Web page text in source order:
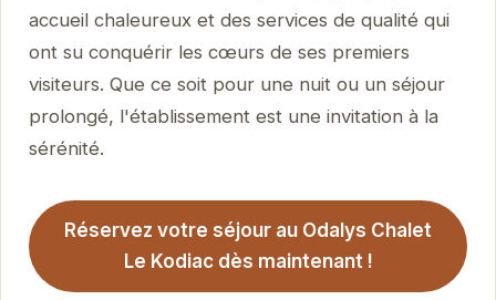
accueil chaleureux et des services de qualité qui
ont su conquérir les cœurs de ses premiers
visiteurs. Que ce soit pour une nuit ou un séjour
prolongé, l'établissement est une invitation à la
sérénité.
Réservez votre séjour au Odalys Chalet
Le Kodiac dès maintenant !